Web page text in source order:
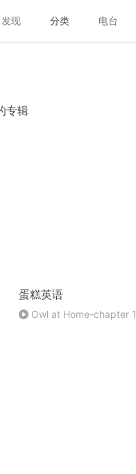
发现 分类 电台
专辑
蛋糕英语
Owl at Home-chapter 1